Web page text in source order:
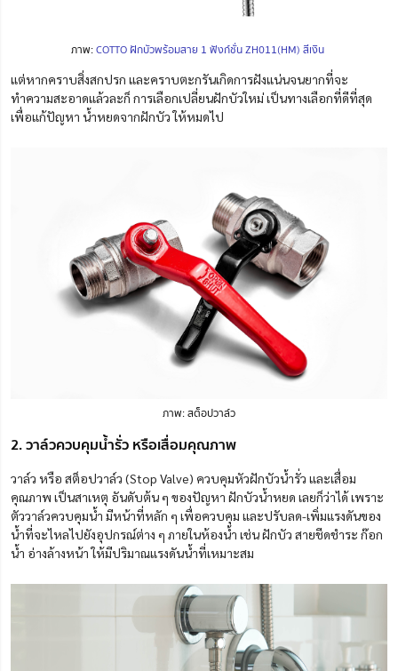
ภาพ:COTTO ฝักบัวพร้อมสาย 1 ฟังก์ชั่น ZH011(HM) สีเงิน
แต่หากคราบสิ่งสกปรก และคราบตะกรันเกิดการฝังแน่นจนยากที่จะ
ทำความสะอาดแล้วละก็ การเลือกเปลี่ยนฝักบัวใหม่ เป็นทางเลือกที่ดีที่สุด
เพื่อแก้ปัญหา น้ำหยดจากฝักบัว ให้หมดไป
ภาพ: สต็อปวาล์ว
2. วาล์วควบคุมน้ำรั่ว หรือเสื่อมคุณภาพ
วาล์ว หรือ สต็อปวาล์ว (Stop Valve) ควบคุมหัวฝักบัวน้ำรั่ว และเสื่อม
คุณภาพ เป็นสาเหตุ อันดับต้น ๆ ของปัญหา ฝักบัวน้ำหยด เลยก็ว่าได้ เพราะ
ตัววาล์วควบคุมน้ำ มีหน้าที่หลัก ๆ เพื่อควบคุม และปรับลด-เพิ่มแรงดันของ
น้ำที่จะไหลไปยังอุปกรณ์ต่าง ๆ ภายในห้องน้ำ เช่น ฝักบัว สายชีดชำระ ก๊อก
น้ำ อ่างล้างหน้า ให้มีปริมาณแรงดันน้ำที่เหมาะสม